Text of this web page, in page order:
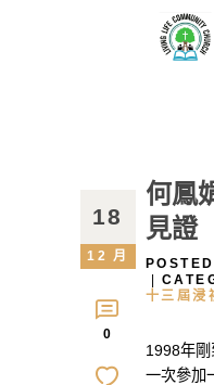
牧者的話
主日證道
浸禮見證
奉獻方式
18
12 月
0
何鳳
見證
十三屆浸
1998年
一次參加